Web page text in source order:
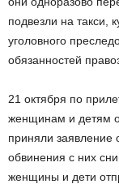
подвезли на такси,
уголовного
обязанностей
21 октября по
женщинам и детям
приняли заявление
обвинения с них
женщины и дети